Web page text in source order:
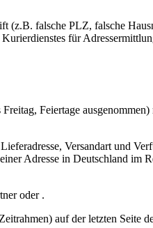
falsche PLZ, falsche
für
Feiertage
Versandart und
Adresse in Deutschland
oder .
auf der letzten Seite